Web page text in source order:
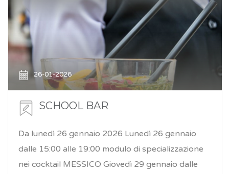
26-01-2026
SCHOOL BAR
Da lunedì 26 gennaio 2026 Lunedì 26 gennaio
dalle 15:00 alle 19:00 modulo di specializzazione
nei cocktail MESSICO Giovedì 29 gennaio dalle